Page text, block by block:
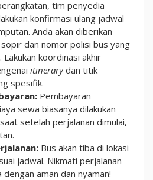
tim penyedia
konfirmasi ulang jadwal
Anda akan diberikan
dan nomor polisi bus yang
koordinasi akhir
itinerarydan titik
spesifik.
Pembayaran
sewa biasanya dilakukan
setelah perjalanan dimulai,
Bus akan tiba di lokasi
jadwal. Nikmati perjalanan
aman dan nyaman!